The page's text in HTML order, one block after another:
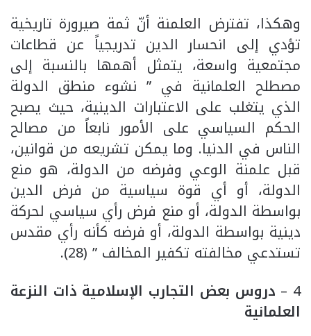
وهكذا، تفترض العلمنة أنّ ثمة صيرورة تاريخية
تؤدي إلى انحسار الدين تدريجياً عن قطاعات
مجتمعية واسعة، يتمثل أهمها بالنسبة إلى
مصطلح العلمانية في ” نشوء منطق الدولة
الذي يتغلب على الاعتبارات الدينية، حيث يصبح
الحكم السياسي على الأمور نابعاً من مصالح
الناس في الدنيا. وما يمكن تشريعه من قوانين،
قبل علمنة الوعي وفرضه من الدولة، هو منع
الدولة، أو أي قوة سياسية من فرض الدين
بواسطة الدولة، أو منع فرض رأي سياسي لحركة
دينية بواسطة الدولة، أو فرضه كأنه رأي مقدس
تستدعي مخالفته تكفير المخالف ” (28).
4 –
دروس بعض التجارب الإسلامية ذات النزعة
العلمانية